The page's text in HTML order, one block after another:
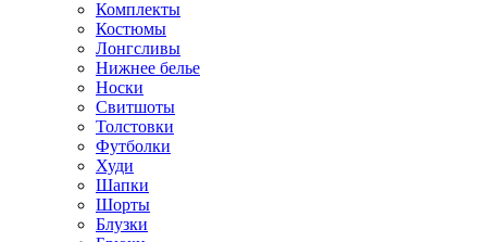
Комплекты
Костюмы
Лонгсливы
Нижнее белье
Носки
Свитшоты
Толстовки
Футболки
Худи
Шапки
Шорты
Блузки